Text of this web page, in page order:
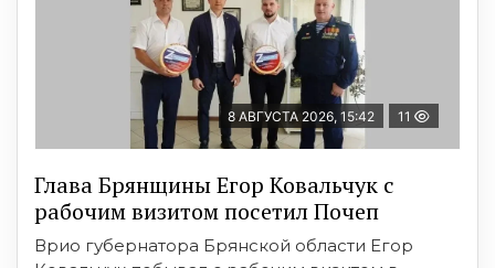
8 АВГУСТА 2026, 15:42 11
Глава Брянщины Егор Ковальчук с
рабочим визитом посетил Почеп
Врио губернатора Брянской области Егор